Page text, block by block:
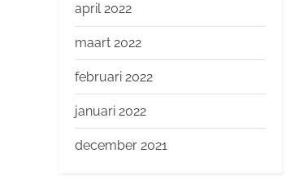
april 2022
maart 2022
februari 2022
januari 2022
december 2021